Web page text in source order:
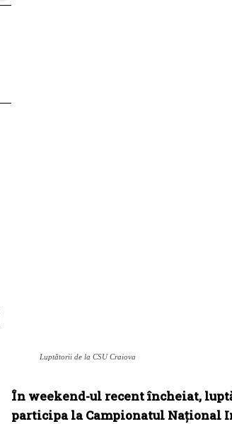
Luptătorii de la CSU Craiova
În weekend-ul recent încheiat,
participa la Campionatul Național